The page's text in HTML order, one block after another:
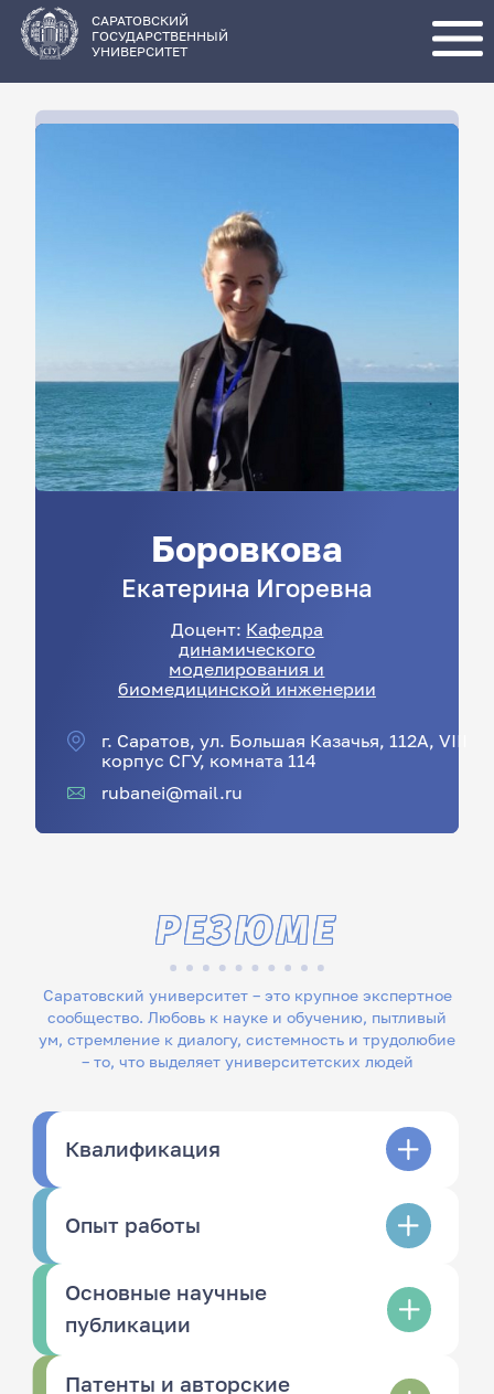
основному
содержанию
САРАТОВСКИЙ
ГОСУДАРСТВЕННЫЙ
УНИВЕРСИТЕТ
Боровкова
Екатерина Игоревна
Доцент: Кафедра
динамического
моделирования и
биомедицинской инженерии
г. Саратов, ул. Большая Казачья, 112А, VIII
корпус СГУ, комната 114
rubanei@mail.ru
Саратовский университет – это крупное экспертное
сообщество. Любовь к науке и обучению, пытливый
ум, стремление к диалогу, системность и трудолюбие
– то, что выделяет университетских людей
РЕЗЮМЕ
Квалификация
Опыт работы
Основные научные
публикации
Патенты и авторские